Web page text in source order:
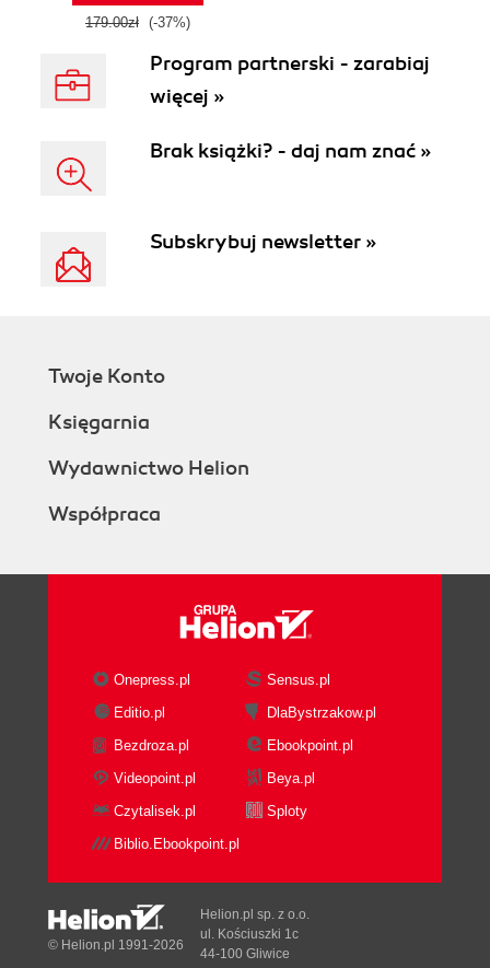
179.00zł (-37%)
Program partnerski - zarabiaj
więcej »
Brak książki? - daj nam znać »
Subskrybuj newsletter »
Twoje Konto
Księgarnia
Wydawnictwo Helion
Współpraca
Onepress.pl
Sensus.pl
Editio.pl
DlaBystrzakow.pl
Bezdroza.pl
Ebookpoint.pl
Videopoint.pl
Beya.pl
Czytalisek.pl
Sploty
Biblio.Ebookpoint.pl
© Helion.pl 1991-2026
Helion.pl sp. z o.o.
ul. Kościuszki 1c
44-100 Gliwice